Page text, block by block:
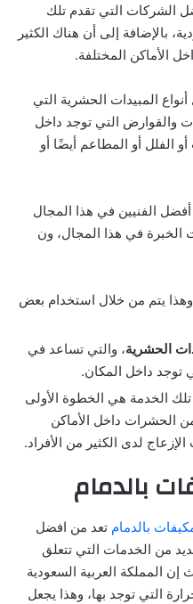
الشركات التي تقدم تلك
بالإضافة إلى أن هناك الكثير
الأماكن المختلفة.
المبيدات الحشرية التي
والقوارض التي توجد داخل
الفلل أو المطاعم أيضًا أو
الفنيين في هذا المجال
الخبرة في هذا المجال، ون
يتم من خلال استخدام بعض
الحشرية، والتي تساعد في
توجد داخل المكان.
الخدمة هي الخطوة الأولى
الحشرات داخل الأماكن
لدى الكثير من الأفراد.
بالدمام
بالدمام تعد من افضل
من الخدمات التي تتعلق
المملكة العربية السعودية
التي توجد بها، وهذا يجعل